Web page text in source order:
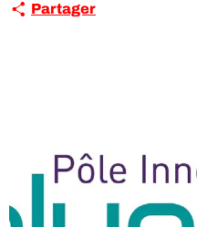
Partager